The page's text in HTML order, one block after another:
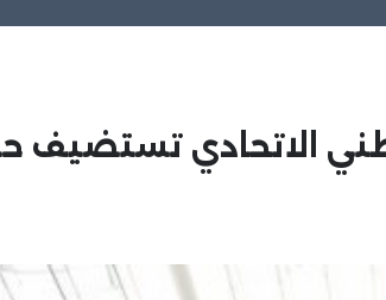
الاتحادي تستضيف